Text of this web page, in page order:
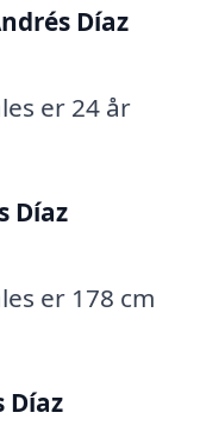
Díaz
er 24 år
Díaz
er 178 cm
Díaz